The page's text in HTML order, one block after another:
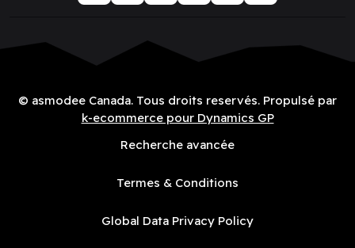
© asmodee Canada. Tous droits reservés. Propulsé par
k-ecommerce pour Dynamics GP
Recherche avancée
Termes & Conditions
Global Data Privacy Policy